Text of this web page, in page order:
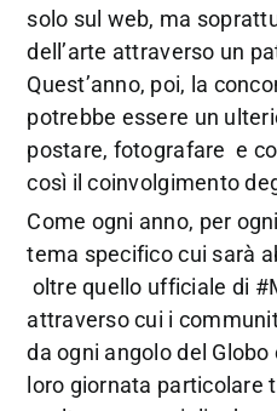
solo sul web, ma
dell’arte attraverso un
Quest’anno, poi, la
potrebbe essere un
postare, fotografare e
così il coinvolgimento
Come ogni anno, per
tema specifico cui sarà
oltre quello ufficiale di
attraverso cui i
da ogni angolo del
loro giornata particolare